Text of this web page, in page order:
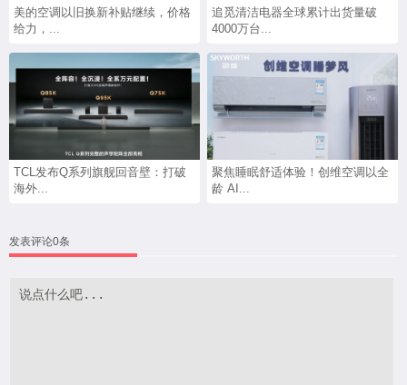
美的空调以旧换新补贴继续，价格
给力，...
追觅清洁电器全球累计出货量破
4000万台...
TCL发布Q系列旗舰回音壁：打破
海外...
聚焦睡眠舒适体验！创维空调以全
龄 AI...
发表评论0条